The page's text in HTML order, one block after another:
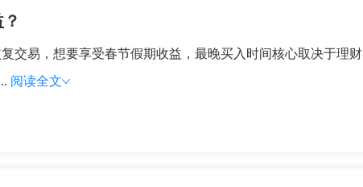
易，想要享受春节假期收益，最晚买入时间核心取决于理财
阅读全文